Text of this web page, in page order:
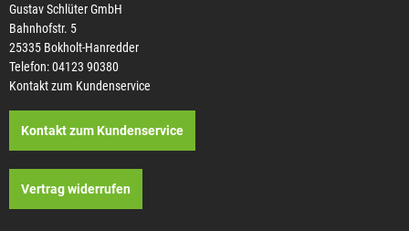
Gustav Schlüter GmbH
Bahnhofstr. 5
25335 Bokholt-Hanredder
Telefon: 04123 90380
Kontakt zum Kundenservice
Kontakt zum Kundenservice
Vertrag widerrufen